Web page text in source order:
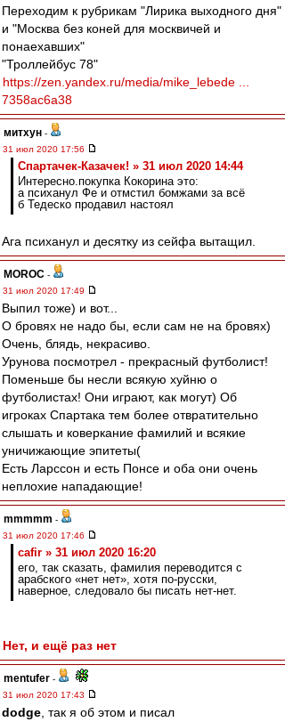
Переходим к рубрикам "Лирика выходного дня"
и "Москва без коней для москвичей и
понаехавших"
"Троллейбус 78"
https://zen.yandex.ru/media/mike_lebede ...
7358ac6a38
митхун -
31 июл 2020 17:56
Спартачек-Казачек! » 31 июл 2020 14:44
Интересно.покупка Кокорина это:
а психанул Фе и отмстил бомжами за всё
б Тедеско продавил настоял
Ага психанул и десятку из сейфа вытащил.
MOROC -
31 июл 2020 17:49
Выпил тоже) и вот...
О бровях не надо бы, если сам не на бровях)
Очень, блядь, некрасиво.
Урунова посмотрел - прекрасный футболист!
Поменьше бы несли всякую хуйню о
футболистах! Они играют, как могут) Об
игроках Спартака тем более отвратительно
слышать и коверкание фамилий и всякие
уничижающие эпитеты(
Есть Ларссон и есть Понсе и оба они очень
неплохие нападающие!
mmmmm -
31 июл 2020 17:46
cafir » 31 июл 2020 16:20
его, так сказать, фамилия переводится с
арабского «нет нет», хотя по-русски,
наверное, следовало бы писать нет-нет.
Нет, и ещё раз нет
mentufer -
31 июл 2020 17:43
dodge , так я об этом и писал